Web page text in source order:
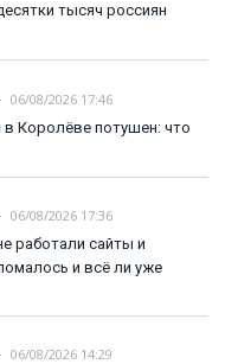
тысяч россиян
06/08/2026 17:46
Королёве потушен: что
06/08/2026 17:36
работали сайты и
и всё ли уже
06/08/2026 14:29